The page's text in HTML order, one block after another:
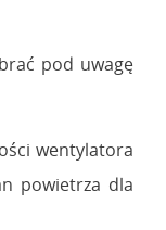
pod uwagę
wentylatora
powietrza dla